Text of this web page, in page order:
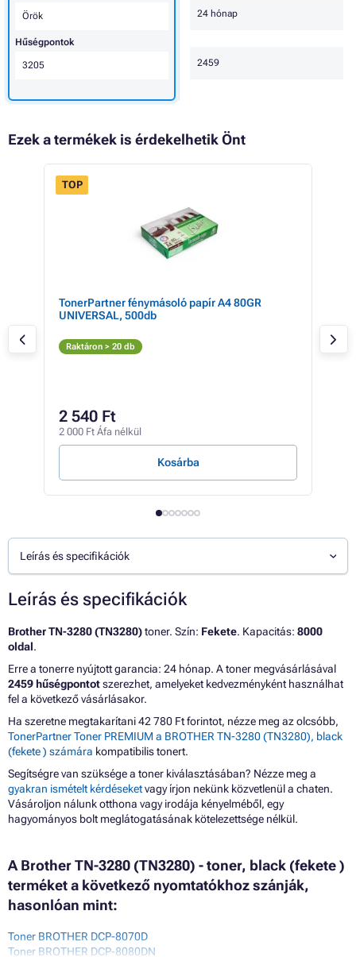
24 hónap
2459
Örök
Hűségpontok
3205
Ezek a termékek is érdekelhetik Önt
TOP
TonerPartner fénymásoló papír A4 80GR
UNIVERSAL, 500db
Raktáron > 20 db
2 540 Ft
2 000 Ft Áfa nélkül
Kosárba
Leírás és specifikációk
Leírás és specifikációk
Brother TN-3280 (TN3280)toner. Szín: Fekete. Kapacitás: 8000
oldal.
Erre a tonerre nyújtott garancia: 24 hónap. A toner megvásárlásával
2459 hűségpontotszerezhet, amelyeket kedvezményként használhat
fel a következő vásárlásakor.
Ha szeretne megtakarítani 42 780 Ft forintot, nézze meg az olcsóbb,
TonerPartner Toner PREMIUM a BROTHER TN-3280 (TN3280), black
(fekete ) számára kompatibilis tonert.
Segítségre van szüksége a toner kiválasztásában? Nézze meg a
gyakran ismételt kérdéseketvagy írjon nekünk közvetlenül a chaten.
Vásároljon nálunk otthona vagy irodája kényelméből, egy
hagyományos bolt meglátogatásának kötelezettsége nélkül.
A Brother TN-3280 (TN3280) - toner, black (fekete )
terméket a következő nyomtatókhoz szánják,
hasonlóan mint:
Toner BROTHER DCP-8070D
Toner BROTHER DCP-8080DN